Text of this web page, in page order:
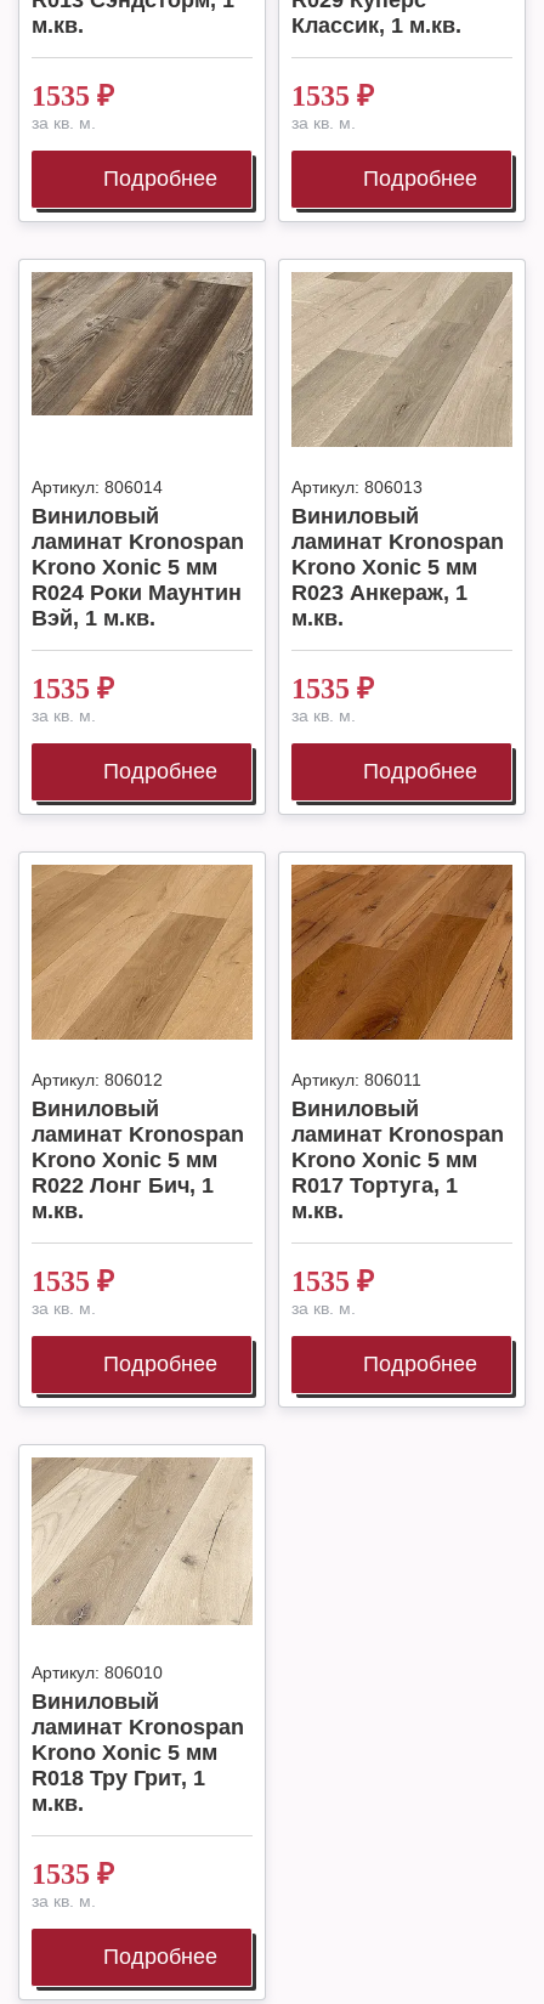
м.кв.
1535 ₽
за кв. м.
Подробнее
Классик, 1 м.кв.
1535 ₽
за кв. м.
Подробнее
Артикул: 806014
Виниловый
ламинат Kronospan
Krono Xonic 5 мм
R024 Роки Маунтин
Вэй, 1 м.кв.
1535 ₽
за кв. м.
Подробнее
Артикул: 806013
Виниловый
ламинат Kronospan
Krono Xonic 5 мм
R023 Анкераж, 1
м.кв.
1535 ₽
за кв. м.
Подробнее
Артикул: 806012
Виниловый
ламинат Kronospan
Krono Xonic 5 мм
R022 Лонг Бич, 1
м.кв.
1535 ₽
за кв. м.
Подробнее
Артикул: 806011
Виниловый
ламинат Kronospan
Krono Xonic 5 мм
R017 Тортуга, 1
м.кв.
1535 ₽
за кв. м.
Подробнее
Артикул: 806010
Виниловый
ламинат Kronospan
Krono Xonic 5 мм
R018 Тру Грит, 1
м.кв.
1535 ₽
за кв. м.
Подробнее